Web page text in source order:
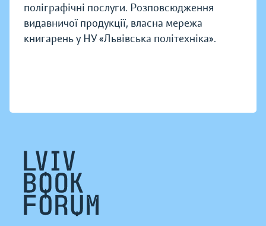
поліграфічні послуги. Розповсюдження
видавничої продукції, власна мережа
книгарень у НУ «Львівська політехніка».